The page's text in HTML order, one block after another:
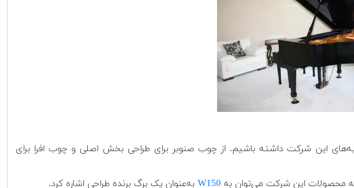
این شرکت داشته باشیم. از چوب صنوبر برای طراحی بخش اصلی و چوب افرا برای
محصولات این شرکت می‌توان به W150 به‌عنوان یک برگ برنده طراحی اشاره کرد.